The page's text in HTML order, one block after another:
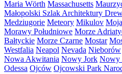
Maria Wörth Massachusetts
Małopolski Szlak Architektury
Medziugorie Meteory Mikulov
Morawy Południowe Morze
Bałtyckie Morze Czarne Mostar
Westfalia Neapol Nevada Nieborów
Nowa Akwitania Nowy Jork Nowy
Odessa Ojców Ojcowski Park